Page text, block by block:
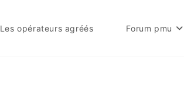
Les opérateurs agréés Forum pmu